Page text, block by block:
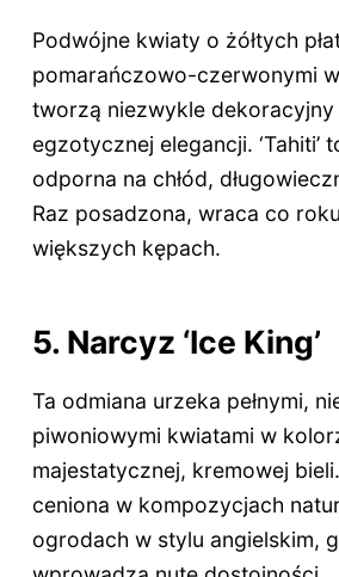
Podwójne kwiaty o żółtych
pomarańczowo-czerwonymi
tworzą niezwykle
egzotycznej elegancji. ‘Tahiti’
odporna na chłód,
Raz posadzona, wraca co
większych kępach.
5. Narcyz ‘Ice King’
Ta odmiana urzeka pełnymi,
piwoniowymi kwiatami w
majestatycznej, kremowej
ceniona w kompozycjach
ogrodach w stylu angielskim,